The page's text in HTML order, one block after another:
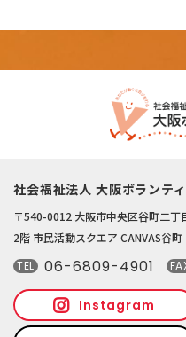
社会福祉法人 大阪ボランテ
〒540-0012 大阪市中央区谷町二丁
2階 市民活動スクエア CANVAS谷町
TEL 06-6809-4901
Instagram